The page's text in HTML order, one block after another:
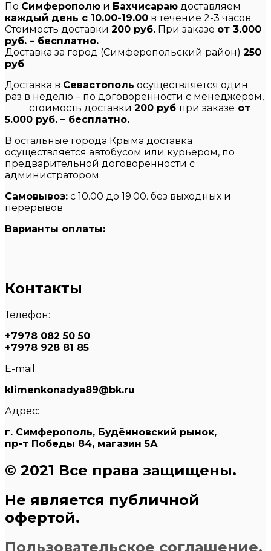
По Симферополю и Бахчисараю доставляем
каждый день с 10.00-19.00 в течение 2-3 часов.
Стоимость доставки 200 руб. При заказе от 3.000
руб. – бесплатно.
Доставка за город (Симферопольский район) 250
руб.
Доставка в Севастополь осуществляется один
раз в неделю – по договоренности с менеджером,
стоимость доставки 200 руб при заказе от
5.000 руб. – бесплатно.
В остальные города Крыма доставка
осуществляется автобусом или курьером, по
предварительной договоренности с
администратором.
Самовывоз: с 10.00 до 19.00. без выходных и
перерывов
Варианты оплаты:
Контакты
Телефон:
+7978 082 50 50
+7978 928 81 85
E-mail:
klimenkonadya89@bk.ru
Адрес:
г. Симферополь, Будённовский рынок,
пр-т Победы 84, магазин 5А
© 2021 Все права защищены.
Не является публичной
офертой.
Пользовательское соглашение.